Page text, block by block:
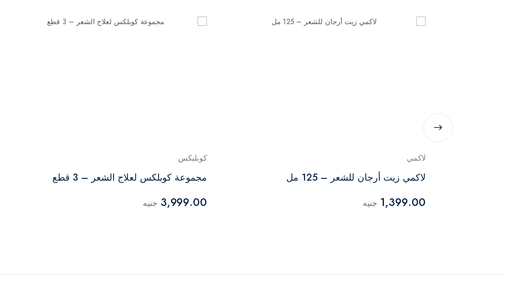
لاكمي
لاكمي زيت أرجان للشعر – 125 مل
1,399.00 جنيه
كوبليكس
مجموعة كوبلكس لعلاج الشعر – 3 قطع
3,999.00 جنيه